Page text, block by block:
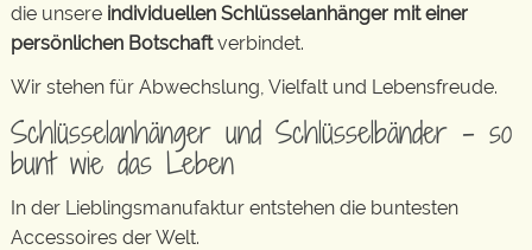
die unsere individuellen Schlüsselanhänger mit einer
persönlichen Botschaftverbindet.
Wir stehen für Abwechslung, Vielfalt und Lebensfreude.
Schlüsselanhänger und Schlüsselbänder – so
bunt wie das Leben
In der Lieblingsmanufaktur entstehen die buntesten
Accessoires der Welt.